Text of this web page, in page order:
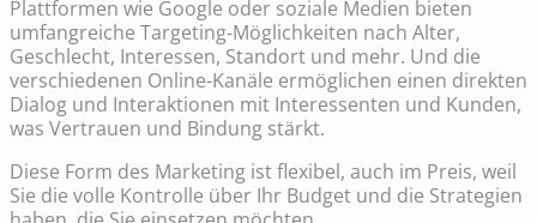
Plattformen wie Google oder soziale Medien bieten
umfangreiche Targeting-Möglichkeiten nach Alter,
Geschlecht, Interessen, Standort und mehr. Und die
verschiedenen Online-Kanäle ermöglichen einen direkten
Dialog und Interaktionen mit Interessenten und Kunden,
was Vertrauen und Bindung stärkt.
Diese Form des Marketing ist flexibel, auch im Preis, weil
Sie die volle Kontrolle über Ihr Budget und die Strategien